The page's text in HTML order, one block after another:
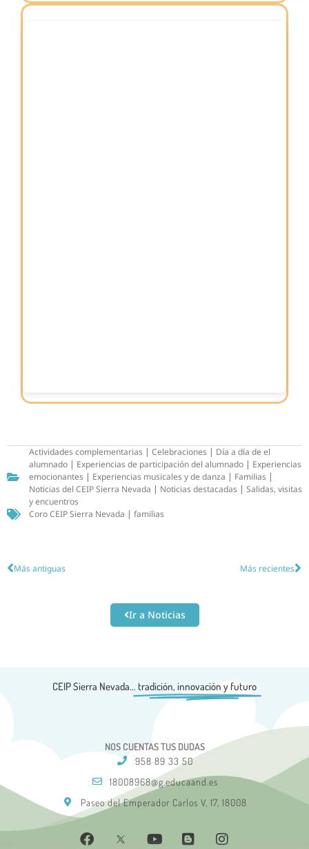
Actividades complementarias | Celebraciones | Día a día de el
alumnado | Experiencias de participación del alumnado | Experiencias
emocionantes | Experiencias musicales y de danza | Familias |
Noticias del CEIP Sierra Nevada | Noticias destacadas | Salidas, visitas
y encuentros
Coro CEIP Sierra Nevada | familias
Más antiguas Más recientes
Ir a Noticias
CEIP Sierra Nevada... tradición, innovación y futuro
NOS CUENTAS TUS DUDAS
958 89 33 50
18008968@g.educaand.es
Paseo del Emperador Carlos V, 17, 18008